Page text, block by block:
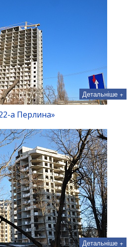
Детальніше +
а Перлина»
Детальніше +